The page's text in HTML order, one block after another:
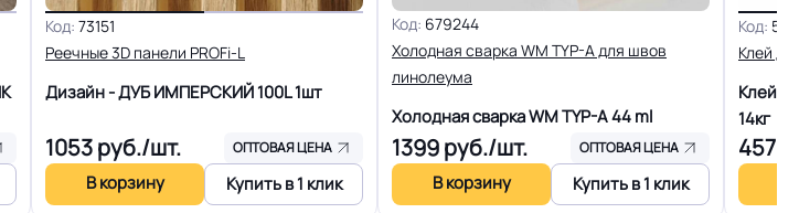
Полы с подогревом (max +27C) Разрешено
Плинтус ПВХ
/
Истираемость, не более г/кв.м. 30
Код: 73151
Реечные 3D панели PROFi-L
Дизайн - ДУБ ИМПЕРСКИЙ 100L1шт
1053руб./шт. ОПТОВАЯ ЦЕНА
В корзину Купить в 1 клик
Код: 679244
Холодная сварка WM TYP-A для швов
линолеума
Холодная сварка WM TYP-A44 ml
1399руб./шт. ОПТОВАЯ ЦЕНА
В корзину Купить в 1 клик
Код:
Клей
Клей
14кг
4578